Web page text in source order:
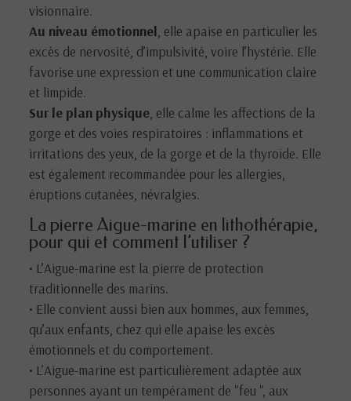
visionnaire.
Au niveau émotionnel , elle apaise en particulier les
excès de nervosité, d’impulsivité, voire l’hystérie. Elle
favorise une expression et une communication claire
et limpide.
Sur le plan physique , elle calme les affections de la
gorge et des voies respiratoires : inflammations et
irritations des yeux, de la gorge et de la thyroïde. Elle
est également recommandée pour les allergies,
éruptions cutanées, névralgies.
La pierre Aigue-marine en lithothérapie,
pour qui et comment l’utiliser ?
• L’Aigue-marine est la pierre de protection
traditionnelle des marins.
• Elle convient aussi bien aux hommes, aux femmes,
qu’aux enfants, chez qui elle apaise les excès
émotionnels et du comportement.
• L’Aigue-marine est particulièrement adaptée aux
personnes ayant un tempérament de "feu ", aux